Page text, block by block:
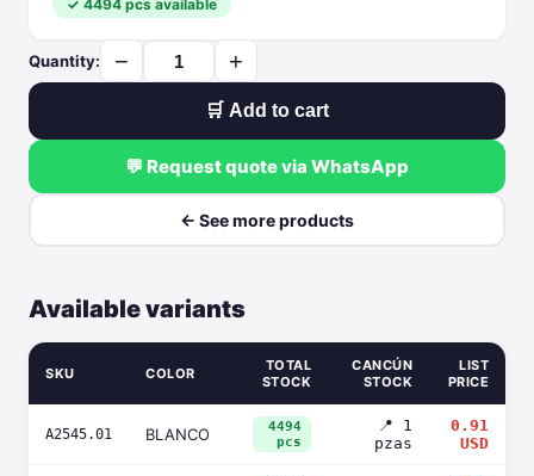
✓ 4494 pcs available
Quantity: − +
🛒 Add to cart
💬 Request quote via WhatsApp
← See more products
Available variants
SKU COLOR
TOTAL
STOCK
CANCÚN
STOCK
LIST
PRICE
A2545.01 BLANCO
4494
pcs
📍 1
pzas
0.91
USD